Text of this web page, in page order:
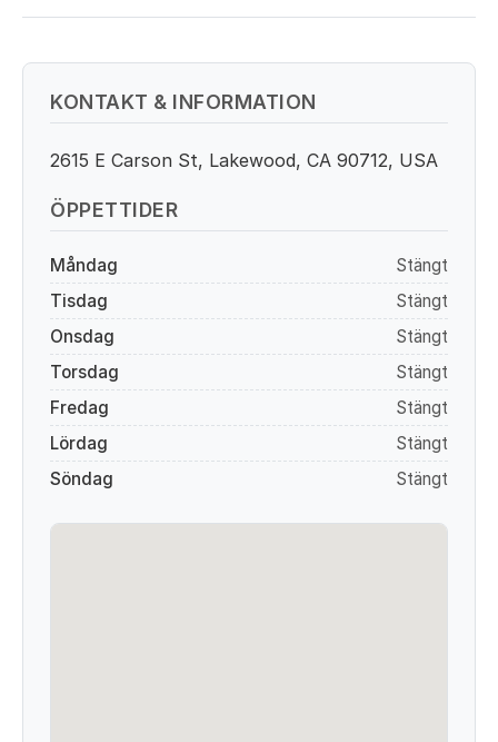
KONTAKT & INFORMATION
2615 E Carson St, Lakewood, CA 90712, USA
ÖPPETTIDER
Måndag
Stängt
Tisdag
Stängt
Onsdag
Stängt
Torsdag
Stängt
Fredag
Stängt
Lördag
Stängt
Söndag
Stängt